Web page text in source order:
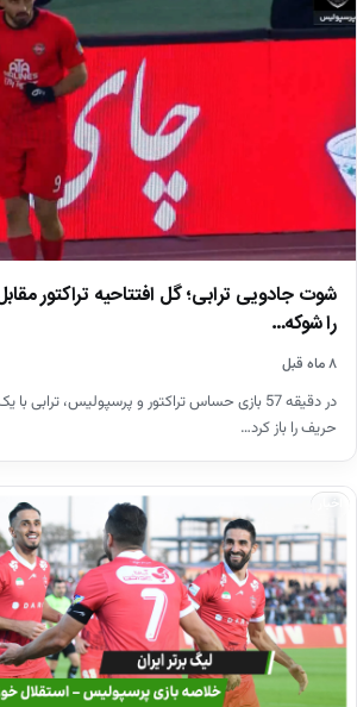
شوت جادویی ترابی؛ گل افتتاحیه تراکتور
را شوکه…
۸ ماه قبل
در دقیقه 57 بازی حساس تراکتور و پرسپولیس، ترابی
حریف را باز کرد…